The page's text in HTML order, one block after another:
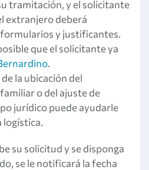
tramitación, y el solicitante
extranjero deberá
y justificantes.
que el solicitante ya
.
la ubicación del
o del ajuste de
jurídico puede ayudarle
logística.
su solicitud y se disponga
se le notificará la fecha